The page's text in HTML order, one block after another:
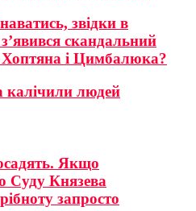
звідки в
з’явився скандальний
і Цимбалюка?
калічили людей
Якщо
Суду Князева
запросто